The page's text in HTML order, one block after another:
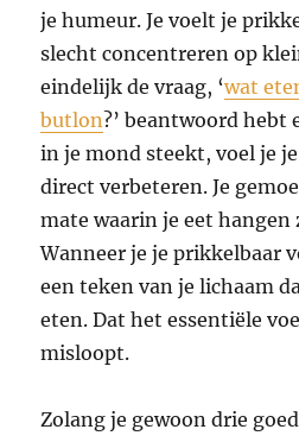
je humeur. Je voelt je
slecht concentreren op
eindelijk de vraag, ‘wat
butlon?’ beantwoord hebt
in je mond steekt, voel je
direct verbeteren. Je
mate waarin je eet hangen
Wanneer je je prikkelbaar
een teken van je lichaam
eten. Dat het essentiële
misloopt.
Zolang je gewoon drie